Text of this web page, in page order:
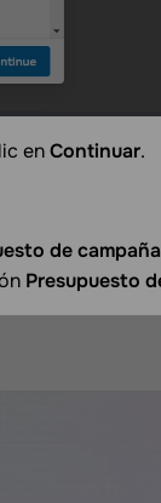
enContinuar.
de campaña
Presupuesto